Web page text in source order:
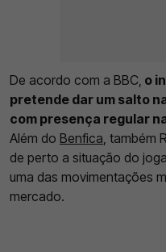
De acordo com a BBC, o
pretende dar um salto
com presença regular
Além do Benfica , também
de perto a situação do
uma das movimentações
mercado.